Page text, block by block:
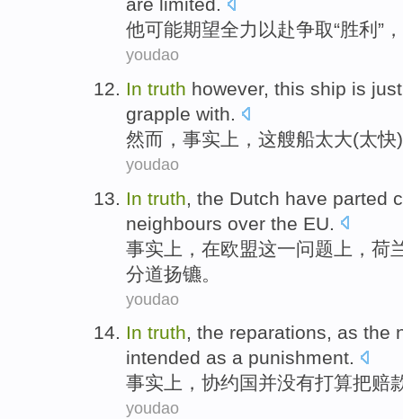
他可能期望全力以赴争取“胜利 ”，
youdao
In truth however, this ship is
grapple with.
然而 ， 事实上 ， 这艘船太大(太快
youdao
In truth the Dutch have parted
neighbours over the EU
事实上 ， 在欧盟这一问题上， 荷
分道扬镳。
youdao
In truth, the reparations, as the
intended as a punishment.
事实上 ，协约国并没有打算把赔
youdao